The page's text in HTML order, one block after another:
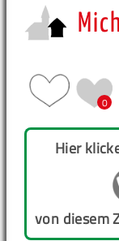
0
Hier
von diesem